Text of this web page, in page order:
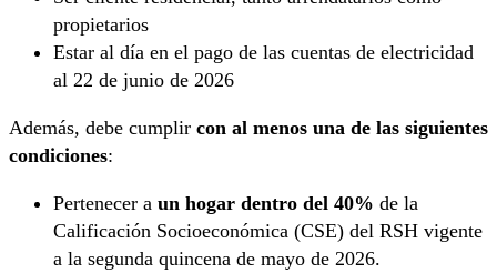
propietarios
Estar al día en el pago de las cuentas de electricidad
al 22 de junio de 2026
Además, debe cumplir con al menos una de las siguientes
condiciones:
Pertenecer a un hogar dentro del 40% de la
Calificación Socioeconómica (CSE) del RSH vigente
a la segunda quincena de mayo de 2026.